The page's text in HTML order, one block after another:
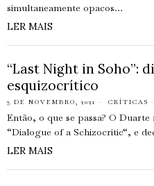
simultaneamente opacos…
LER MAIS
“Last Night in Soho”:
esquizocrítico
3 DE NOVEMBRO, 2021 CRÍTICAS ·
Então, o que se passa? O
“Dialogue of a Schizocritic“, e
LER MAIS